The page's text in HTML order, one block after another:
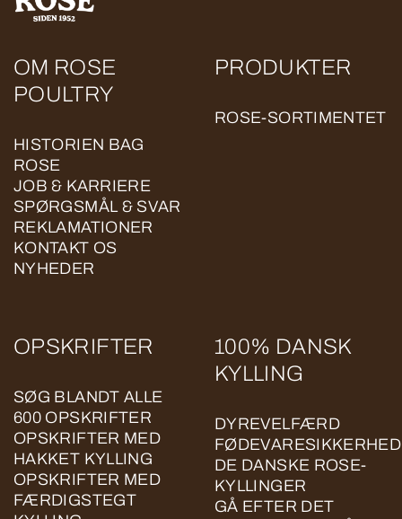
OM ROSE
POULTRY
HISTORIEN BAG
ROSE
JOB & KARRIERE
SPØRGSMÅL & SVAR
REKLAMATIONER
KONTAKT OS
NYHEDER
PRODUKTER
ROSE-SORTIMENTET
OPSKRIFTER
SØG BLANDT ALLE
600 OPSKRIFTER
OPSKRIFTER MED
HAKKET KYLLING
OPSKRIFTER MED
FÆRDIGSTEGT
100% DANSK
KYLLING
DYREVELFÆRD
FØDEVARESIKKERHED
DE DANSKE ROSE-
KYLLINGER
GÅ EFTER DET